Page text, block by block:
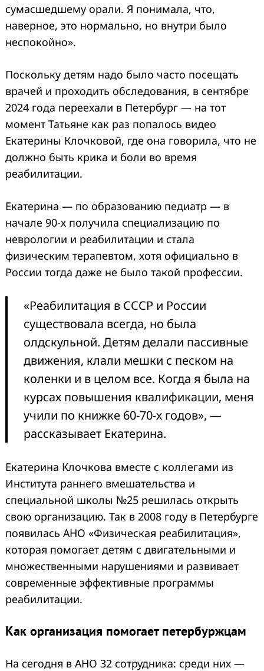
сумасшедшему орали. Я понимала, что,
наверное, это нормально, но внутри было
неспокойно».
Поскольку детям надо было часто посещать
врачей и проходить обследования, в сентябре
2024 года переехали в Петербург — на тот
момент Татьяне как раз попалось видео
Екатерины Клочковой, где она говорила, что не
должно быть крика и боли во время
реабилитации.
Екатерина — по образованию педиатр — в
начале 90-х получила специализацию по
неврологии и реабилитации и стала
физическим терапевтом, хотя официально в
России тогда даже не было такой профессии.
«Реабилитация в СССР и России
существовала всегда, но была
олдскульной. Детям делали пассивные
движения, клали мешки с песком на
коленки и в целом все. Когда я была на
курсах повышения квалификации, меня
учили по книжке 60-70-х годов», —
рассказывает Екатерина.
Екатерина Клочкова вместе с коллегами из
Института раннего вмешательства и
специальной школы №25 решилась открыть
свою организацию. Так в 2008 году в Петербурге
появилась АНО «Физическая реабилитация»,
которая помогает детям с двигательными и
множественными нарушениями и развивает
современные эффективные программы
реабилитации.
Как организация помогает петербуржцам
На сегодня в АНО 32 сотрудника: среди них —